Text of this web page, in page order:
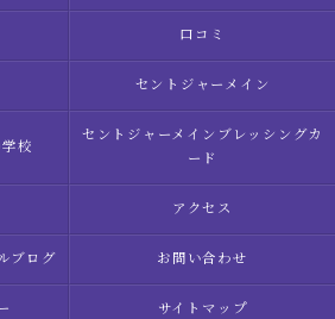
口コミ
セントジャーメイン
校
セントジャーメインブレッシングカ
ード
アクセス
ブログ お問い合わせ
サイトマップ